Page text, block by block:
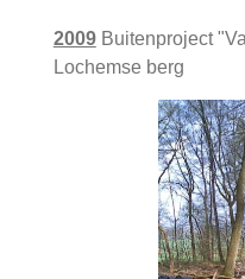
2009Buitenproject
Lochemse berg